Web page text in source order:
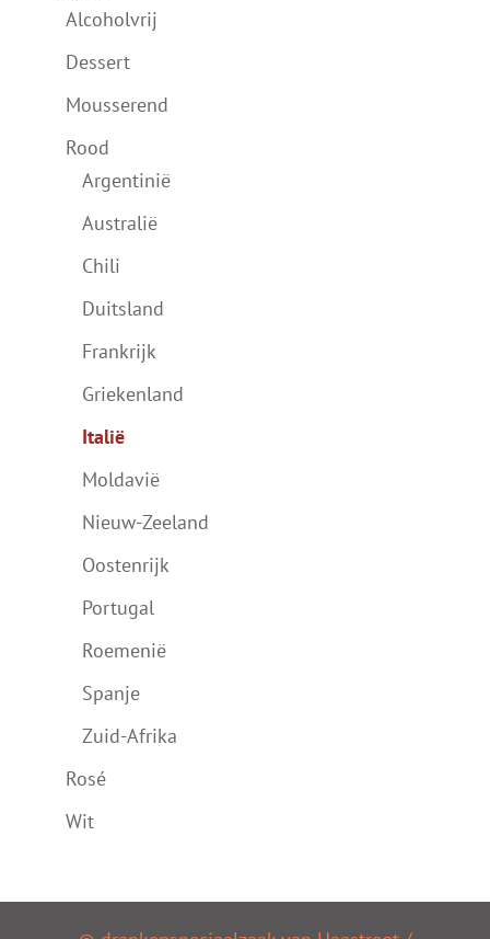
Alcoholvrij
Dessert
Mousserend
Rood
Argentinië
Australië
Chili
Duitsland
Frankrijk
Griekenland
Italië
Moldavië
Nieuw-Zeeland
Oostenrijk
Portugal
Roemenië
Spanje
Zuid-Afrika
Rosé
Wit